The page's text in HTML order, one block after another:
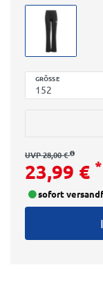
GRÖSSE
UVP 28,00 €
23,99 € *
sofort